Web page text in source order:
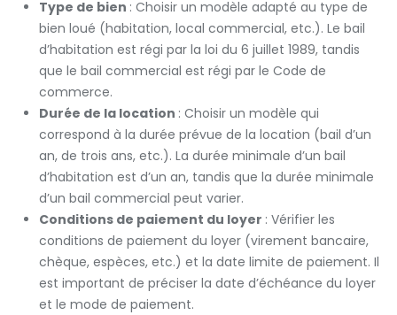
Type de bien : Choisir un modèle adapté au type de
bien loué (habitation, local commercial, etc.). Le bail
d’habitation est régi par la loi du 6 juillet 1989, tandis
que le bail commercial est régi par le Code de
commerce.
Durée de la location : Choisir un modèle qui
correspond à la durée prévue de la location (bail d’un
an, de trois ans, etc.). La durée minimale d’un bail
d’habitation est d’un an, tandis que la durée minimale
d’un bail commercial peut varier.
Conditions de paiement du loyer : Vérifier les
conditions de paiement du loyer (virement bancaire,
chèque, espèces, etc.) et la date limite de paiement. Il
est important de préciser la date d’échéance du loyer
et le mode de paiement.